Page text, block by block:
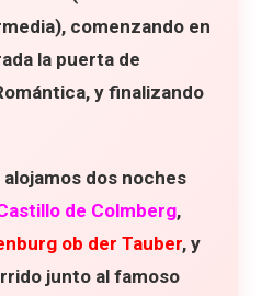
, comenzando en
la puerta de
y finalizando
dos noches
de Colmberg,
ob der Tauber, y
junto al famoso